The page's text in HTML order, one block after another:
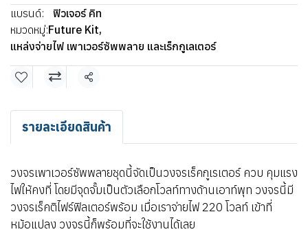
แบรนด์:
ฟิวเจอร์ คิท
หมวดหมู่:Future Kit,
แหล่งจ่ายไฟ เพาเวอร์ซัพพลาย และเร็กกูเลเตอร์
แชร์
รายละเอียดสินค้า
วงจรเพาเวอร์ซัพพลายชุดนี้จัดเป็นวงจรเร็คกูเรเตอร์ ควบ คุมแรง
ไฟให้คงที่ โดยมีจุดจั๊มเป็นตัวเลือกโวลท์ทางด้านเอาท์พุท วงจรนี้มี
วงจรเร็คติไฟร์ฟิลเตอร์พร้อม เมื่อเราจ่ายไฟ 220 โวลท์ เข้าที่
หม้อแปลง วงจรนี้ก็พร้อมที่จะใช้งานได้เลย